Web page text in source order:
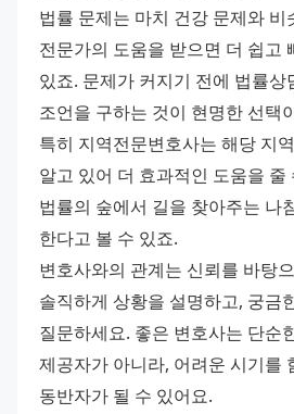
법률 문제는 마치 건강 문제와 비
전문가의 도움을 받으면 더 쉽고
있죠. 문제가 커지기 전에 법률
조언을 구하는 것이 현명한 선택
특히 지역전문변호사는 해당 지
알고 있어 더 효과적인 도움을 줄
법률의 숲에서 길을 찾아주는 나
한다고 볼 수 있죠.
변호사와의 관계는 신뢰를 바탕
솔직하게 상황을 설명하고, 궁금
질문하세요. 좋은 변호사는 단순
제공자가 아니라, 어려운 시기를
동반자가 될 수 있어요.